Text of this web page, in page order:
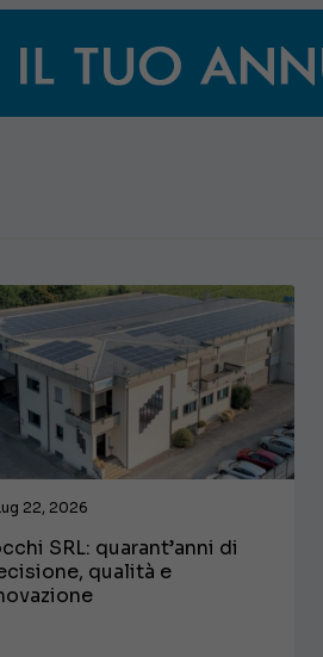
22, 2026
SRL: quarant’anni di
qualità e